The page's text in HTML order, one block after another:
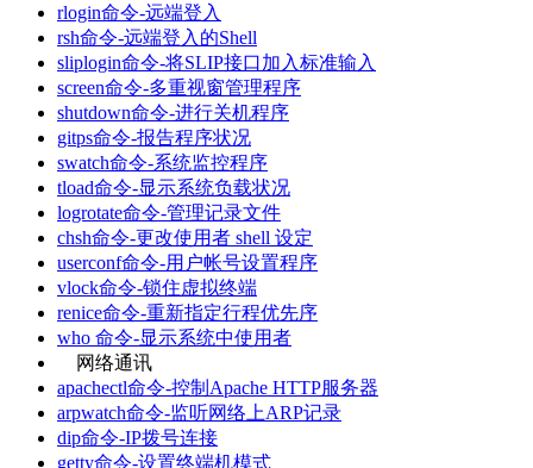
rlogin命令-远端登入
rsh命令-远端登入的Shell
sliplogin命令-将SLIP接口加入标准输入
screen命令-多重视窗管理程序
shutdown命令-进行关机程序
gitps命令-报告程序状况
swatch命令-系统监控程序
tload命令-显示系统负载状况
logrotate命令-管理记录文件
chsh命令-更改使用者 shell 设定
userconf命令-用户帐号设置程序
vlock命令-锁住虚拟终端
renice命令-重新指定行程优先序
who 命令-显示系统中使用者
网络通讯
apachectl命令-控制Apache HTTP服务器
arpwatch命令-监听网络上ARP记录
dip命令-IP拨号连接
getty命令-设置终端机模式